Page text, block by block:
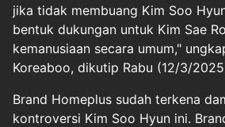
jika tidak membuang Kim Soo
bentuk dukungan untuk Kim Sae
kemanusiaan secara umum,"
Koreaboo, dikutip Rabu (12/3/
Brand Homeplus sudah terkena
kontroversi Kim Soo Hyun ini.